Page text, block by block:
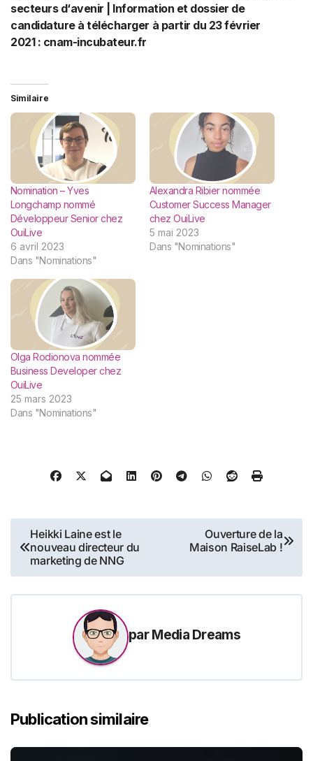
secteurs d‘avenir | Information et dossier de
candidature à télécharger à partir du 23 février
2021 : cnam-incubateur.fr
Similaire
Nomination – Yves
Longchamp nommé
Développeur Senior chez
OuiLive
6 avril 2023
Dans "Nominations"
Alexandra Ribier nommée
Customer Success Manager
chez OuiLive
5 mai 2023
Dans "Nominations"
Olga Rodionova nommée
Business Developer chez
OuiLive
25 mars 2023
Dans "Nominations"
Navigation
de
l’article
Heikki Laine est le
nouveau directeur du
marketing de NNG
Ouverture de la
Maison RaiseLab !
parMedia Dreams
Publication similaire